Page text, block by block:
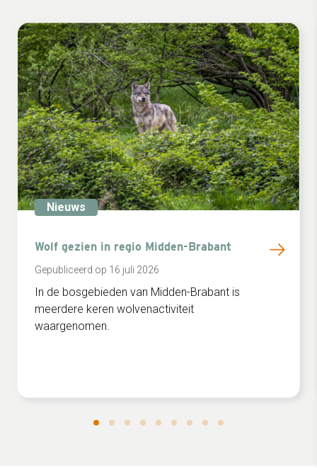
Nieuws
Wolf gezien in regio Midden-Brabant
Gepubliceerd op 16 juli 2026
In de bosgebieden van Midden-Brabant is
meerdere keren wolvenactiviteit
waargenomen.